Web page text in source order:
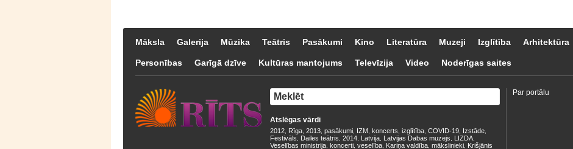
Māksla Galerija Mūzika Teātris Pasākumi Kino Literatūra Muzeji Izglītība Arhitektūra
Personības Garīgā dzīve Kultūras mantojums Televīzija Video Noderīgas saites
Atslēgas vārdi
2012 Rīga 2013 pasākumi IZM koncerts izglītība COVID-19 Izstāde
Festivāls Dailes teātris 2014 Latvija Latvijas Dabas muzejs LIZDA
Veselības ministrija koncerti veselība Kariņa valdība mākslinieki Krišjānis
Par portālu